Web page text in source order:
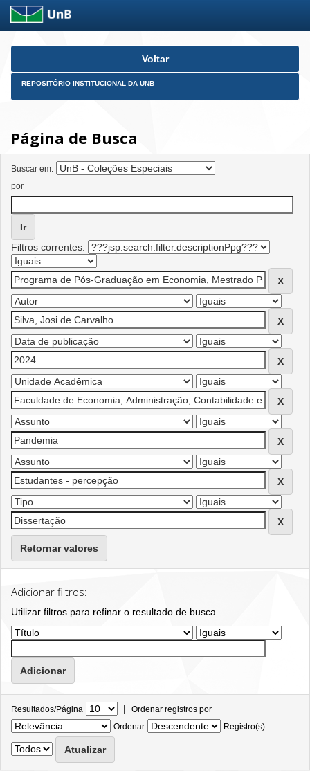
Skip
Voltar
REPOSITÓRIO INSTITUCIONAL DA UNB
Página de Busca
Buscar em:
por
Filtros correntes:
Retornar valores
Adicionar filtros:
Utilizar filtros para refinar o resultado de busca.
Resultados/Página | Ordenar registros por
Ordenar
Registro(s)